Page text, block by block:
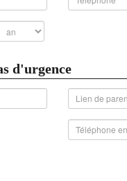
d'urgence